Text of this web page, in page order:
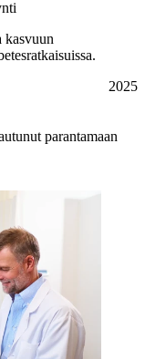
kasvuun
2025
parantamaan